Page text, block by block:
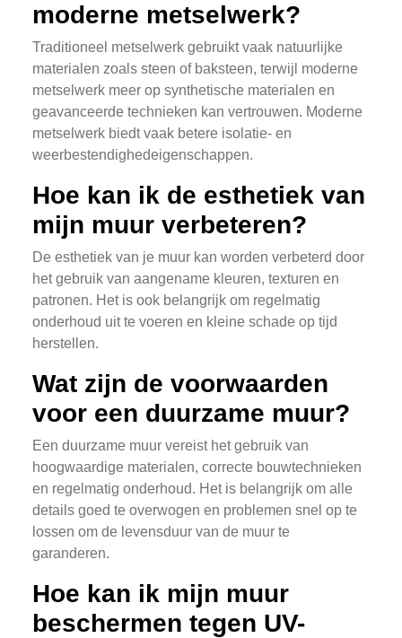
moderne metselwerk?
Traditioneel metselwerk gebruikt vaak natuurlijke
materialen zoals steen of baksteen, terwijl moderne
metselwerk meer op synthetische materialen en
geavanceerde technieken kan vertrouwen. Moderne
metselwerk biedt vaak betere isolatie- en
weerbestendighedeigenschappen.
Hoe kan ik de esthetiek van
mijn muur verbeteren?
De esthetiek van je muur kan worden verbeterd door
het gebruik van aangename kleuren, texturen en
patronen. Het is ook belangrijk om regelmatig
onderhoud uit te voeren en kleine schade op tijd
herstellen.
Wat zijn de voorwaarden
voor een duurzame muur?
Een duurzame muur vereist het gebruik van
hoogwaardige materialen, correcte bouwtechnieken
en regelmatig onderhoud. Het is belangrijk om alle
details goed te overwogen en problemen snel op te
lossen om de levensduur van de muur te
garanderen.
Hoe kan ik mijn muur
beschermen tegen UV-